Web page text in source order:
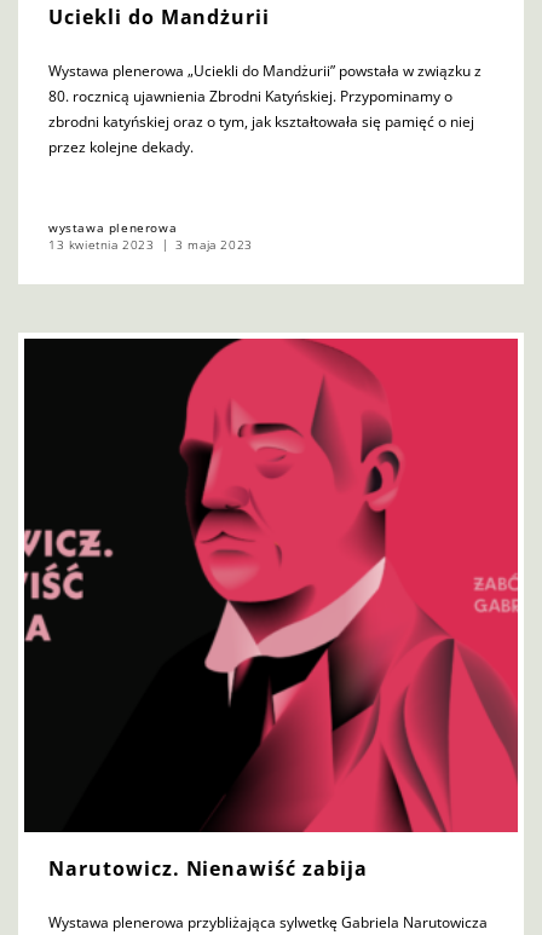
Uciekli do Mandżurii
Wystawa plenerowa „Uciekli do Mandżurii” powstała w związku z
80. rocznicą ujawnienia Zbrodni Katyńskiej. Przypominamy o
zbrodni katyńskiej oraz o tym, jak kształtowała się pamięć o niej
przez kolejne dekady.
wystawa plenerowa
13 kwietnia 2023
3 maja 2023
Narutowicz. Nienawiść zabija
Wystawa plenerowa przybliżająca sylwetkę Gabriela Narutowicza